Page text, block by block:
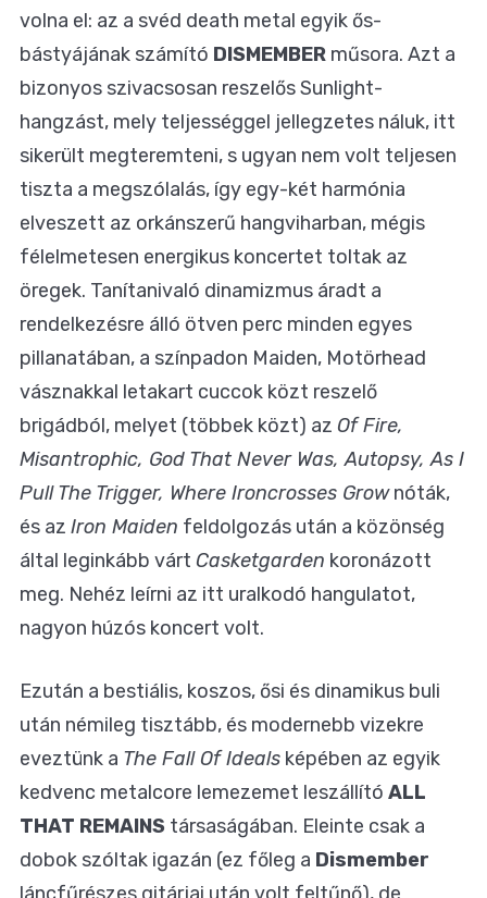
volna el: az a svéd death metal egyik ős-
bástyájának számító DISMEMBER műsora. Azt a
bizonyos szivacsosan reszelős Sunlight-
hangzást, mely teljességgel jellegzetes náluk, itt
sikerült megteremteni, s ugyan nem volt teljesen
tiszta a megszólalás, így egy-két harmónia
elveszett az orkánszerű hangviharban, mégis
félelmetesen energikus koncertet toltak az
öregek. Tanítanivaló dinamizmus áradt a
rendelkezésre álló ötven perc minden egyes
pillanatában, a színpadon Maiden, Motörhead
vásznakkal letakart cuccok közt reszelő
brigádból, melyet (többek közt) az Of Fire,
Misantrophic, God That Never Was, Autopsy, As I
Pull The Trigger, Where Ironcrosses Grownóták,
és az Iron Maiden feldolgozás után a közönség
által leginkább várt Casketgarden koronázott
meg. Nehéz leírni az itt uralkodó hangulatot,
nagyon húzós koncert volt.
Ezután a bestiális, koszos, ősi és dinamikus buli
után némileg tisztább, és modernebb vizekre
eveztünk a The Fall Of Ideals képében az egyik
kedvenc metalcore lemezemet leszállító ALL
THAT REMAINS társaságában. Eleinte csak a
dobok szóltak igazán (ez főleg a Dismember
láncfűrészes gitárjai után volt feltűnő), de